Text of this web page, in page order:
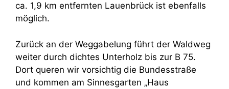
ca. 1,9 km entfernten Lauenbrück ist ebenfalls
möglich.
Zurück an der Weggabelung führt der Waldweg
weiter durch dichtes Unterholz bis zur B 75.
Dort queren wir vorsichtig die Bundesstraße
und kommen am Sinnesgarten „Haus